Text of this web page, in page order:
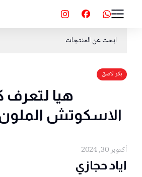
بكر لاصق
هيا
الاسكوتش
أكتوبر 30, 2024
اياد حجازي